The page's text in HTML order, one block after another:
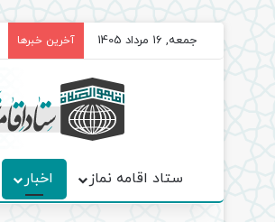
جمعه, 16 مرداد 1405 آخرین خبرها
ستاد اقامه نماز اخبار